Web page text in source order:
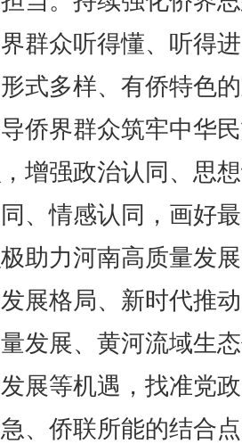
群众听得懂、听得
式多样、有侨特色
侨界群众筑牢中华
增强政治认同、思
、情感认同，画好
助力河南高质量发
展格局、新时代推
发展、黄河流域生
展等机遇，找准党
、侨联所能的结合